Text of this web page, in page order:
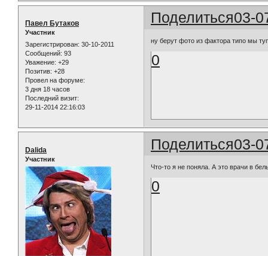
Поделиться03-
Павел Бутаков
Участник
Зарегистрирован: 30-10-2011
Сообщений: 93
Уважение: +29
Позитив: +28
Провел на форуме:
3 дня 18 часов
Последний визит:
29-11-2014 22:16:03
ну берут фото из фактора типо мы
0
Поделиться03-
Dalida
Участник
Что-то я не поняла. А это врачи в
0